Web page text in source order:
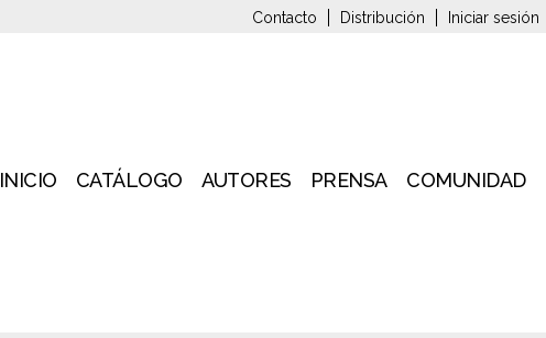
Contacto Distribución Iniciar sesión
INICIO CATÁLOGO AUTORES PRENSA COMUNIDAD